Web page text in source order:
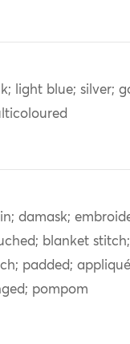
light blue; silver;
damask;
blanket
padded;
pompom